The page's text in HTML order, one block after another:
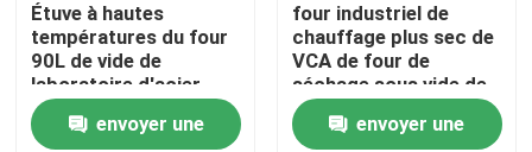
Four de séchage industriel
Incubateur thermostatique
Étuve à hautes
températures du four
90L de vide de
laboratoire d'acier
inoxydable
envoyer une
four industriel de
chauffage plus sec de
VCA de four de
séchage sous vide de
1250W SUS304
envoyer une